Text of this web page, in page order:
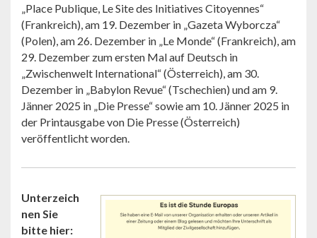
„Place Publique, Le Site des Initiatives Citoyennes“
(Frankreich), am 19. Dezember in „Gazeta Wyborcza“
(Polen), am 26. Dezember in „Le Monde“ (Frankreich), am
29. Dezember zum ersten Mal auf Deutsch in
„Zwischenwelt International“ (Österreich), am 30.
Dezember in „Babylon Revue“ (Tschechien) und am 9.
Jänner 2025 in „Die Presse“ sowie am 10. Jänner 2025 in
der Printausgabe von Die Presse (Österreich)
veröffentlicht worden.
Unterzeich
nen Sie
bitte hier: